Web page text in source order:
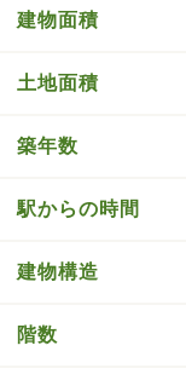
建物面積
土地面積
築年数
駅からの時間
建物構造
階数